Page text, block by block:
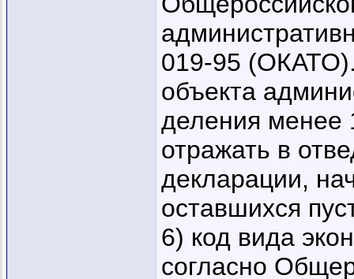
019-95 (ОКАТО).
объекта
деления менее
отражать в
декларации,
оставшихся
6) код вида
согласно